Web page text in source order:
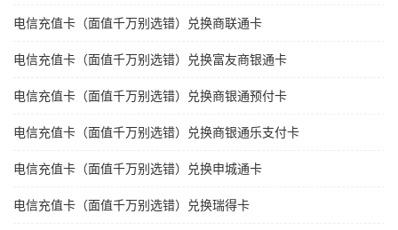
电信充值卡（面值千万别选错）兑换商联通卡
电信充值卡（面值千万别选错）兑换富友商银通卡
电信充值卡（面值千万别选错）兑换商银通预付卡
电信充值卡（面值千万别选错）兑换商银通乐支付卡
电信充值卡（面值千万别选错）兑换申城通卡
电信充值卡（面值千万别选错）兑换瑞得卡